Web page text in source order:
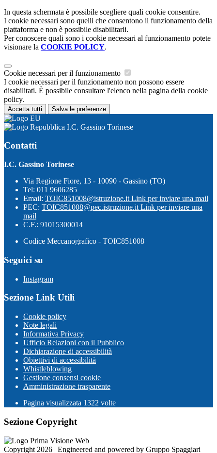
In questa schermata è possibile scegliere quali cookie consentire.
I cookie necessari sono quelli che consentono il funzionamento della
piattaforma e non è possibile disabilitarli.
Per conoscere quali sono i cookie necessari al funzionamento potete
visionare la COOKIE POLICY.
Cookie necessari per il funzionamento
I cookie necessari per il funzionamento non possono essere
disabilitati. È possibile consultare l'elenco nella pagina della cookie
policy.
Accetta tutti Salva le preferenze
I.C. Gassino Torinese
Contatti
I.C. Gassino Torinese
Via Regione Fiore, 13 - 10090 - Gassino (TO)
Tel: 011 9606285
Email: TOIC851008@istruzione.it Link per inviare una mail
PEC: TOIC851008@pec.istruzione.it Link per inviare una
mail
C.F.: 91015300014
Codice Meccanografico - TOIC851008
Seguici su
Instagram
Sezione Link Utili
Cookie policy
Note legali
Informativa Privacy
Ufficio Relazioni con il Pubblico
Dichiarazione di accessibilità
Obiettivi di accessibilità
Whistleblowing
Gestione consensi cookie
Amministrazione trasparente
Pagina visualizzata 1322 volte
Sezione Copyright
Copyright 2026 | Engineered and powered by Gruppo Spaggiari